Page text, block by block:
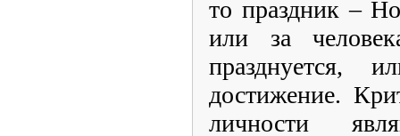
то праздник –
или за
празднуется,
достижение.
личности